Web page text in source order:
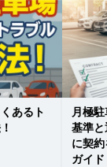
あるト
月極
基準
に契
ガイド